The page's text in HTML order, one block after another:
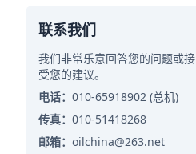
联系我们
我们非常乐意回答您的问题或接
受您的建议。
电话： 010-65918902 (总机)
传真： 010-51418268
邮箱： oilchina@263.net